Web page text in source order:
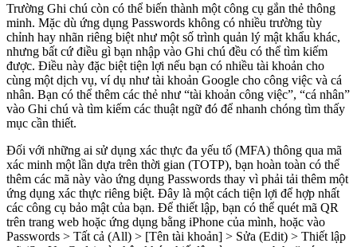
Trường Ghi chú còn có thể biến thành một công cụ gắn thẻ thông
minh. Mặc dù ứng dụng Passwords không có nhiều trường tùy
chỉnh hay nhãn riêng biệt như một số trình quản lý mật khẩu khác,
nhưng bất cứ điều gì bạn nhập vào Ghi chú đều có thể tìm kiếm
được. Điều này đặc biệt tiện lợi nếu bạn có nhiều tài khoản cho
cùng một dịch vụ, ví dụ như tài khoản Google cho công việc và cá
nhân. Bạn có thể thêm các thẻ như “tài khoản công việc”, “cá nhân”
vào Ghi chú và tìm kiếm các thuật ngữ đó để nhanh chóng tìm thấy
mục cần thiết.
Đối với những ai sử dụng xác thực đa yếu tố (MFA) thông qua mã
xác minh một lần dựa trên thời gian (TOTP), bạn hoàn toàn có thể
thêm các mã này vào ứng dụng Passwords thay vì phải tải thêm một
ứng dụng xác thực riêng biệt. Đây là một cách tiện lợi để hợp nhất
các công cụ bảo mật của bạn. Để thiết lập, bạn có thể quét mã QR
trên trang web hoặc ứng dụng bằng iPhone của mình, hoặc vào
Passwords > Tất cả (All) > [Tên tài khoản] > Sửa (Edit) > Thiết lập